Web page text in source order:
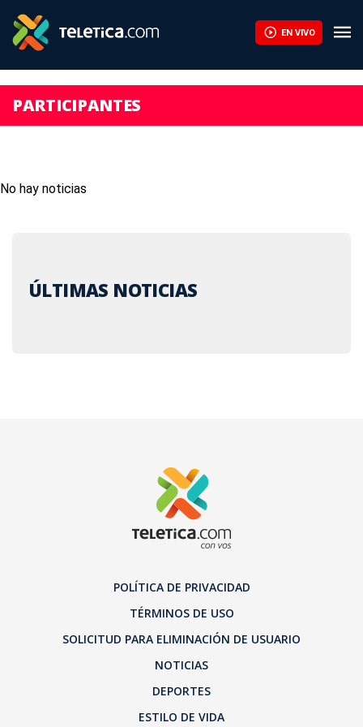
EN VIVO
PARTICIPANTES
No hay noticias
ÚLTIMAS NOTICIAS
POLÍTICA DE PRIVACIDAD
TÉRMINOS DE USO
SOLICITUD PARA ELIMINACIÓN DE USUARIO
NOTICIAS
DEPORTES
ESTILO DE VIDA